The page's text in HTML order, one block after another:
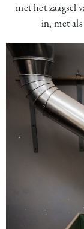
met het zaagsel
in, met
Image